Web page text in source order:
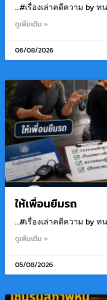
…#เรื่องเล่าคดีความ by ท
ดูเพิ่มเติม »
06/08/2026
ให้เพื่อนยืมรถ
…#เรื่องเล่าคดีความ by ท
ดูเพิ่มเติม »
05/08/2026